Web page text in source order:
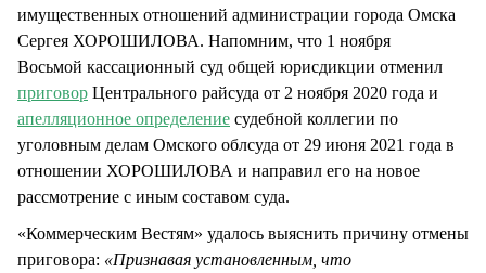
имущественных отношений администрации города Омска
Сергея ХОРОШИЛОВА. Напомним, что 1 ноября
Восьмой кассационный суд общей юрисдикции отменил
приговор Центрального райсуда от 2 ноября 2020 года и
апелляционное определение судебной коллегии по
уголовным делам Омского облсуда от 29 июня 2021 года в
отношении ХОРОШИЛОВА и направил его на новое
рассмотрение с иным составом суда.
«Коммерческим Вестям» удалось выяснить причину отмены
приговора: «Признавая установленным, что